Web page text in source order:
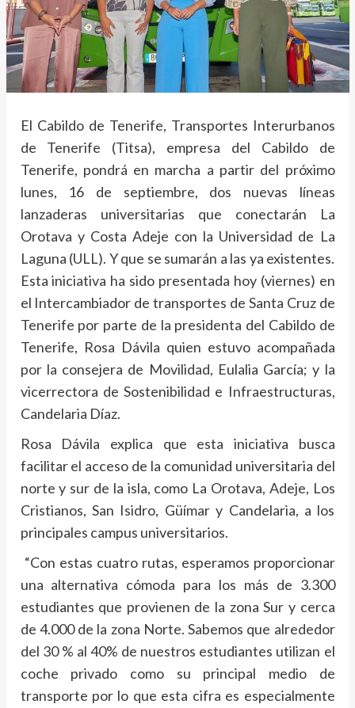
El Cabildo de Tenerife, Transportes Interurbanos
de Tenerife (Titsa), empresa del Cabildo de
Tenerife, pondrá en marcha a partir del próximo
lunes, 16 de septiembre, dos nuevas líneas
lanzaderas universitarias que conectarán La
Orotava y Costa Adeje con la Universidad de La
Laguna (ULL). Y que se sumarán a las ya existentes.
Esta iniciativa ha sido presentada hoy (viernes) en
el Intercambiador de transportes de Santa Cruz de
Tenerife por parte de la presidenta del Cabildo de
Tenerife, Rosa Dávila quien estuvo acompañada
por la consejera de Movilidad, Eulalia García; y la
vicerrectora de Sostenibilidad e Infraestructuras,
Candelaria Díaz.
Rosa Dávila explica que esta iniciativa busca
facilitar el acceso de la comunidad universitaria del
norte y sur de la isla, como La Orotava, Adeje, Los
Cristianos, San Isidro, Güímar y Candelaria, a los
principales campus universitarios.
“Con estas cuatro rutas, esperamos proporcionar
una alternativa cómoda para los más de 3.300
estudiantes que provienen de la zona Sur y cerca
de 4.000 de la zona Norte. Sabemos que alrededor
del 30 % al 40% de nuestros estudiantes utilizan el
coche privado como su principal medio de
transporte por lo que esta cifra es especialmente